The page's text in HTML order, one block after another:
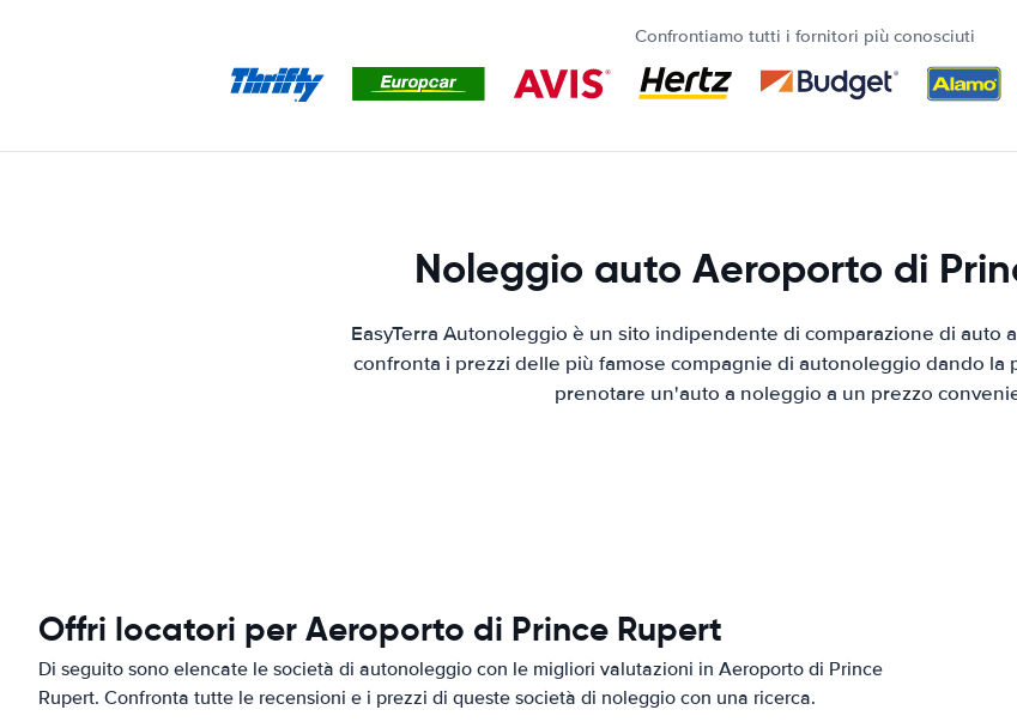
Confrontiamo tutti i fornitori più conosciuti
Noleggio auto Aeroporto di
EasyTerra Autonoleggio è un sito indipendente di comparazione di auto
confronta i prezzi delle più famose compagnie di autonoleggio dando la
prenotare un'auto a noleggio a un prezzo
Offri locatori per Aeroporto di Prince Rupert
Di seguito sono elencate le società di autonoleggio con le migliori valutazioni in Aeroporto di Prince
Rupert. Confronta tutte le recensioni e i prezzi di queste società di noleggio con una ricerca.